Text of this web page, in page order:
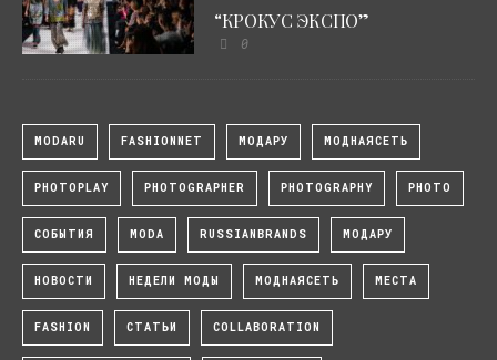
“КРОКУС ЭКСПО”
0
MODARU FASHIONNET МОДАРУ МОДНАЯСЕТЬ
PHOTOPLAY PHOTOGRAPHER PHOTOGRAPHY PHOTO
СОБЫТИЯ MODA RUSSIANBRANDS МОДАРУ
НОВОСТИ НЕДЕЛИ МОДЫ МОДНАЯСЕТЬ МЕСТА
FASHION СТАТЬИ COLLABORATION